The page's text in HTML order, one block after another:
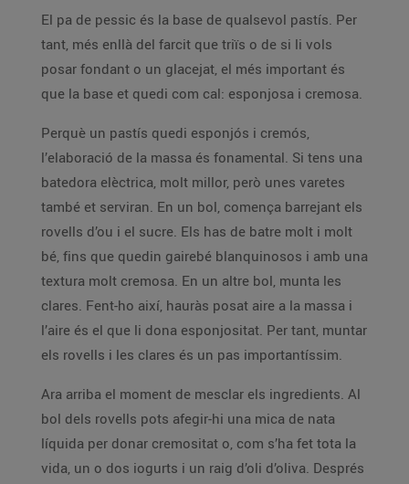
El pa de pessic és la base de qualsevol pastís. Per
tant, més enllà del farcit que triïs o de si li vols
posar fondant o un glacejat, el més important és
que la base et quedi com cal: esponjosa i cremosa.
Perquè un pastís quedi esponjós i cremós,
l’elaboració de la massa és fonamental. Si tens una
batedora elèctrica, molt millor, però unes varetes
també et serviran. En un bol, comença barrejant els
rovells d’ou i el sucre. Els has de batre molt i molt
bé, fins que quedin gairebé blanquinosos i amb una
textura molt cremosa. En un altre bol, munta les
clares. Fent-ho així, hauràs posat aire a la massa i
l’aire és el que li dona esponjositat. Per tant, muntar
els rovells i les clares és un pas importantíssim.
Ara arriba el moment de mesclar els ingredients. Al
bol dels rovells pots afegir-hi una mica de nata
líquida per donar cremositat o, com s’ha fet tota la
vida, un o dos iogurts i un raig d’oli d’oliva. Després